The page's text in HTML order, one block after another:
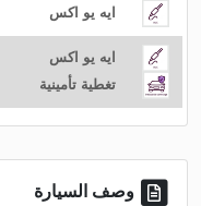
ايه يو اكس
ايه يو اكس
تغطية تأمينية
وصف السيارة